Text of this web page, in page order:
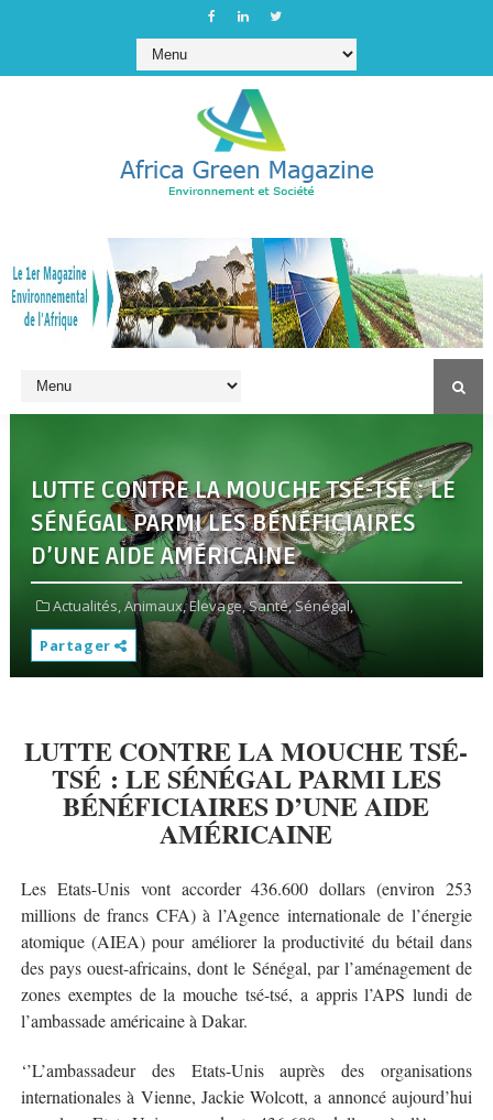
LUTTE CONTRE LA MOUCHE TSÉ-TSÉ : LE
SÉNÉGAL PARMI LES BÉNÉFICIAIRES
D’UNE AIDE AMÉRICAINE
Actualités,Animaux, Elevage,Santé,Sénégal,
Partager
LUTTE CONTRE LA MOUCHE TSÉ-
TSÉ : LE SÉNÉGAL PARMI LES
BÉNÉFICIAIRES D’UNE AIDE
AMÉRICAINE
Les Etats-Unis vont accorder 436.600 dollars (environ 253
millions de francs CFA) à l’Agence internationale de l’énergie
atomique (AIEA) pour améliorer la productivité du bétail dans
des pays ouest-africains, dont le Sénégal, par l’aménagement de
zones exemptes de la mouche tsé-tsé, a appris l’APS lundi de
l’ambassade américaine à Dakar.
‘’L’ambassadeur des Etats-Unis auprès des organisations
internationales à Vienne, Jackie Wolcott, a annoncé aujourd’hui